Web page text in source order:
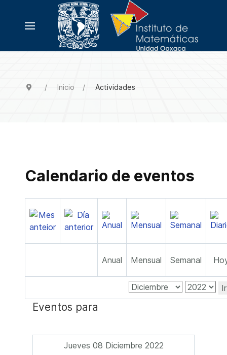
Inicio Actividades
Calendario de eventos
Anual Mensual Semanal
Eventos para
Jueves 08 Diciembre 2022